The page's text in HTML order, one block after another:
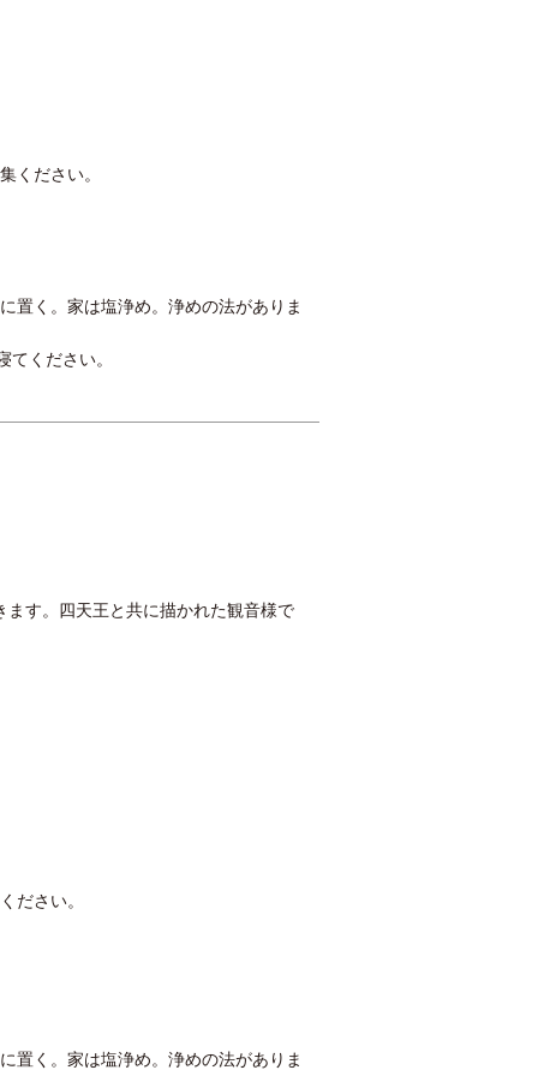
ください。
置く。家は塩浄め。浄めの法がありま
ください。
す。四天王と共に描かれた観音様で
ださい。
置く。家は塩浄め。浄めの法がありま